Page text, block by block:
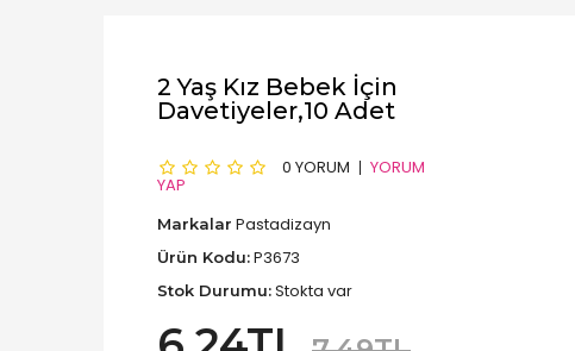
2 Yaş Kız Bebek İçin
Davetiyeler,10 Adet
0 YORUM
YORUM
YAP
Markalar Pastadizayn
Ürün Kodu:P3673
Stok Durumu:Stokta var